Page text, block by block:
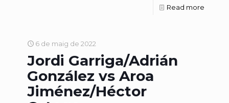
Read more
6 de maig de 2022
Jordi Garriga/Adrián
González vs Aroa
Jiménez/Héctor